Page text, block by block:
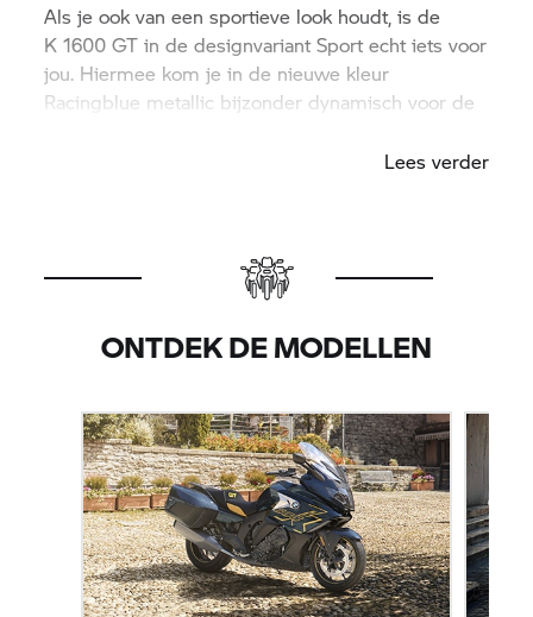
Als je ook van een sportieve look houdt, is de
K 1600 GT in de designvariant Sport echt iets voor
jou. Hiermee kom je in de nieuwe kleur
Racingblue metallic bijzonder dynamisch voor de
Lees verder
ONTDEK DE MODELLEN